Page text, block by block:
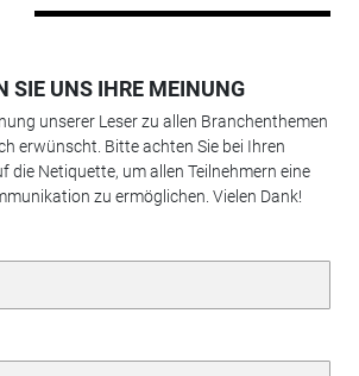
SIE UNS IHRE MEINUNG
unserer Leser zu allen Branchenthemen
erwünscht. Bitte achten Sie bei Ihren
die Netiquette, um allen Teilnehmern eine
zu ermöglichen. Vielen Dank!